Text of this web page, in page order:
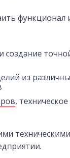
функционал
создание
из
,